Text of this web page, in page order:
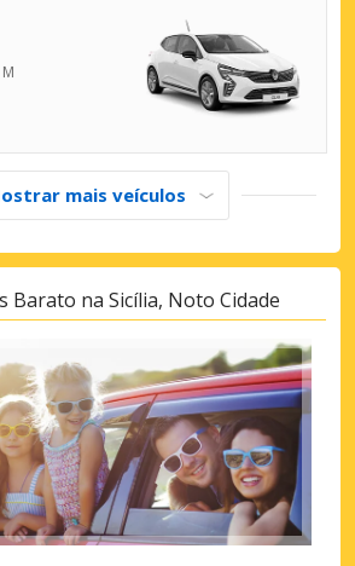
M
mais veículos
Barato na Sicília, Noto Cidade